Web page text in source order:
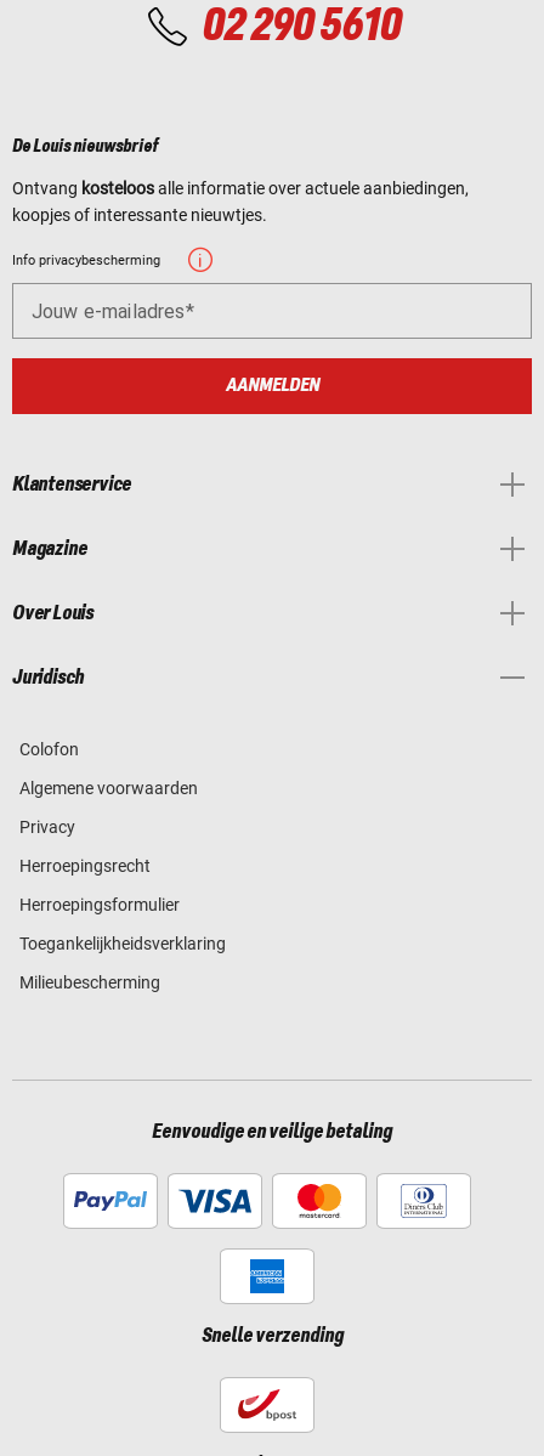
02 290 5610
De Louis nieuwsbrief
Ontvang kosteloosalle informatie over actuele aanbiedingen,
koopjes of interessante nieuwtjes.
Info privacybescherming
Jouw e-mailadres
AANMELDEN
Klantenservice
Magazine
Over Louis
Juridisch
Colofon
Algemene voorwaarden
Privacy
Herroepingsrecht
Herroepingsformulier
Toegankelijkheidsverklaring
Milieubescherming
Eenvoudige en veilige betaling
Snelle verzending